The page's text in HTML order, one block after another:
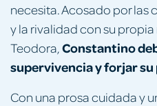
necesita. Acosado por las
y la rivalidad con su
Teodora,Constantino
supervivencia y forjar
Con una prosa cuidada y